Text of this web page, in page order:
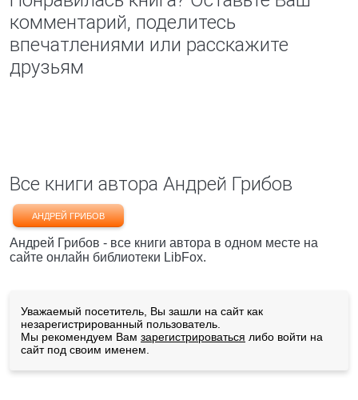
комментарий, поделитесь
впечатлениями или расскажите
друзьям
Все книги автора Андрей Грибов
АНДРЕЙ ГРИБОВ
Андрей Грибов - все книги автора в одном месте на
сайте онлайн библиотеки LibFox.
Уважаемый посетитель, Вы зашли на сайт как
незарегистрированный пользователь.
Мы рекомендуем Вам зарегистрироваться либо войти на
сайт под своим именем.